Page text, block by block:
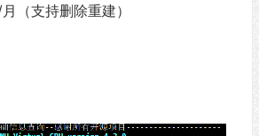
（支持删除重建）